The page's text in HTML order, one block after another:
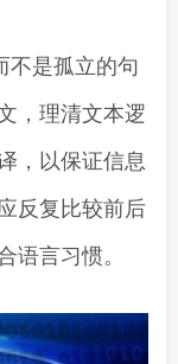
不是孤立的句
，理清文本逻
，以保证信息
反复比较前后
言习惯。